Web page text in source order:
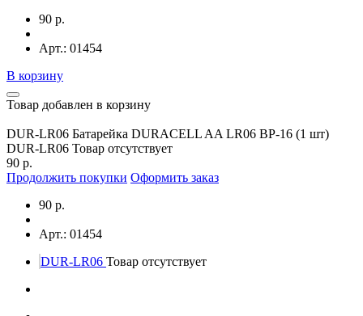
90 р.
Арт.: 01454
В корзину
Товар добавлен в корзину
DUR-LR06 Батарейка DURACELL AA LR06 BP-16 (1 шт)
DUR-LR06 Товар отсутствует
90 р.
Продолжить покупки Оформить заказ
90 р.
Арт.: 01454
DUR-LR06 Товар отсутствует